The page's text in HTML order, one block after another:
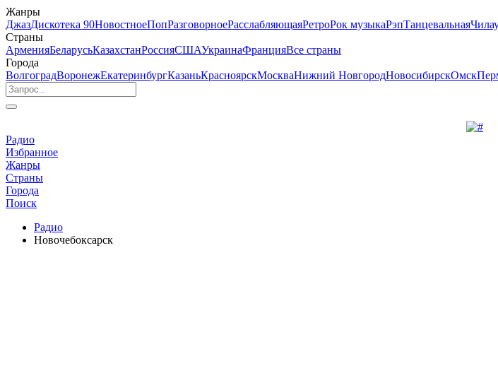
Жанры
ДжазДискотека 90НовостноеПопРазговорноеРасслабляющаяРетроРок музыкаРэпТанцевальная
Страны
АрменияБеларусьКазахстанРоссияСШАУкраинаФранцияВсе страны
Города
ВолгоградВоронежЕкатеринбургКазаньКрасноярскМоскваНижний НовгородНовосибирскОмск
Радио
Избранное
Жанры
Страны
Города
Поиск
Радио
Новочебоксарск